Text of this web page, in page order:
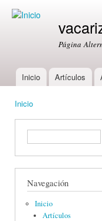
Página
Main menu
Inicio Artículos
Inicio
Formulario de
Navegación
Inicio
Artículos